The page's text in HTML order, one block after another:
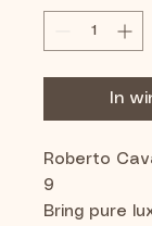
In
Roberto
9
Bring pure